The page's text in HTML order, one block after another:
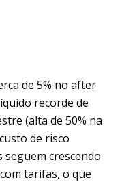
de 5% no after
recorde de
(alta de 50% na
de risco
seguem crescendo
tarifas, o que